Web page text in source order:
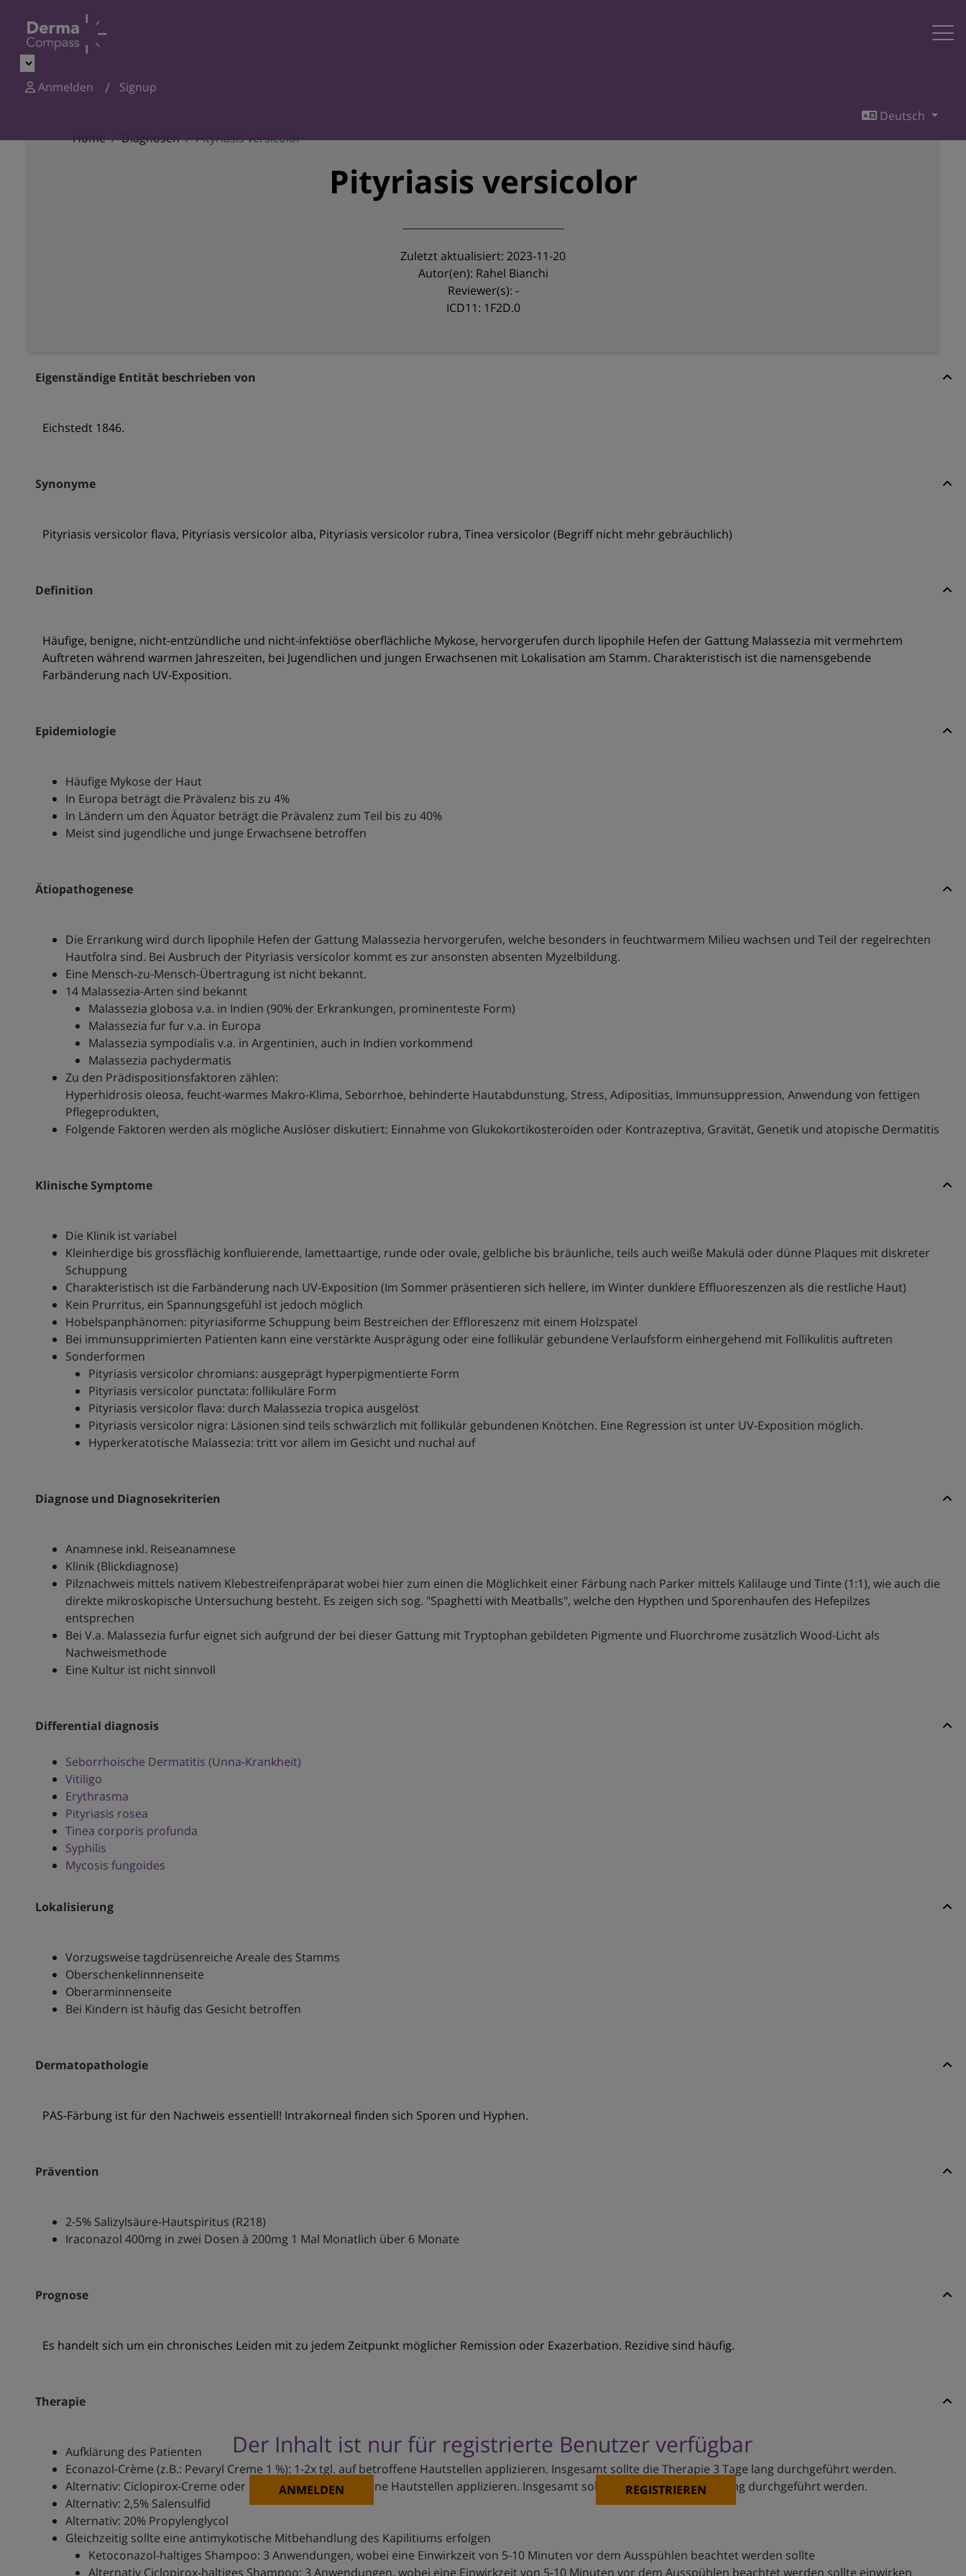
Anmelden
Signup
Deutsch
Home
Diagnosen Pityriasis versicolor
Pityriasis versicolor
Zuletzt aktualisiert: 2023-11-20
Autor(en): Rahel Bianchi
Reviewer(s): -
ICD11: 1F2D.0
Eigenständige Entität beschrieben von
Eichstedt 1846.
Synonyme
Pityriasis versicolor flava, Pityriasis versicolor alba, Pityriasis versicolor rubra, Tinea versicolor (Begriff nicht mehr gebräuchlich)
Definition
Häufige, benigne, nicht-entzündliche und nicht-infektiöse oberflächliche Mykose, hervorgerufen durch lipophile Hefen der Gattung Malassezia mit vermehrtem
Auftreten während warmen Jahreszeiten, bei Jugendlichen und jungen Erwachsenen mit Lokalisation am Stamm. Charakteristisch ist die namensgebende
Farbänderung nach UV-Exposition.
Epidemiologie
Häufige Mykose der Haut
In Europa beträgt die Prävalenz bis zu 4%
In Ländern um den Äquator beträgt die Prävalenz zum Teil bis zu 40%
Meist sind jugendliche und junge Erwachsene betroffen
Ätiopathogenese
Die Errankung wird durch lipophile Hefen der Gattung Malassezia hervorgerufen, welche besonders in feuchtwarmem Milieu wachsen und Teil der regelrechten
Hautfolra sind. Bei Ausbruch der Pityriasis versicolor kommt es zur ansonsten absenten Myzelbildung.
Eine Mensch-zu-Mensch-Übertragung ist nicht bekannt.
14 Malassezia-Arten sind bekannt
Malassezia globosa v.a. in Indien (90% der Erkrankungen, prominenteste Form)
Malassezia fur fur v.a. in Europa
Malassezia sympodialis v.a. in Argentinien, auch in Indien vorkommend
Malassezia pachydermatis
Zu den Prädispositionsfaktoren zählen:
Hyperhidrosis oleosa, feucht-warmes Makro-Klima, Seborrhoe, behinderte Hautabdunstung, Stress, Adipositias, Immunsuppression, Anwendung von fettigen
Pflegeprodukten,
Folgende Faktoren werden als mögliche Auslöser diskutiert: Einnahme von Glukokortikosteroiden oder Kontrazeptiva, Gravität, Genetik und atopische Dermatitis
Klinische Symptome
Die Klinik ist variabel
Kleinherdige bis grossflächig konfluierende, lamettaartige, runde oder ovale, gelbliche bis bräunliche, teils auch weiße Makulä oder dünne Plaques mit diskreter
Schuppung
Charakteristisch ist die Farbänderung nach UV-Exposition (Im Sommer präsentieren sich hellere, im Winter dunklere Effluoreszenzen als die restliche Haut)
Kein Prurritus, ein Spannungsgefühl ist jedoch möglich
Hobelspanphänomen: pityriasiforme Schuppung beim Bestreichen der Effloreszenz mit einem Holzspatel
Bei immunsupprimierten Patienten kann eine verstärkte Ausprägung oder eine follikulär gebundene Verlaufsform einhergehend mit Follikulitis auftreten
Sonderformen
Pityriasis versicolor chromians: ausgeprägt hyperpigmentierte Form
Pityriasis versicolor punctata: follikuläre Form
Pityriasis versicolor flava: durch Malassezia tropica ausgelöst
Pityriasis versicolor nigra: Läsionen sind teils schwärzlich mit follikulär gebundenen Knötchen. Eine Regression ist unter UV-Exposition möglich.
Hyperkeratotische Malassezia: tritt vor allem im Gesicht und nuchal auf
Diagnose und Diagnosekriterien
Anamnese inkl. Reiseanamnese
Klinik (Blickdiagnose)
Pilznachweis mittels nativem Klebestreifenpräparat wobei hier zum einen die Möglichkeit einer Färbung nach Parker mittels Kalilauge und Tinte (1:1), wie auch die
direkte mikroskopische Untersuchung besteht. Es zeigen sich sog. "Spaghetti with Meatballs", welche den Hypthen und Sporenhaufen des Hefepilzes
entsprechen
Bei V.a. Malassezia furfur eignet sich aufgrund der bei dieser Gattung mit Tryptophan gebildeten Pigmente und Fluorchrome zusätzlich Wood-Licht als
Nachweismethode
Eine Kultur ist nicht sinnvoll
Differential diagnosis
Seborrhoische Dermatitis (Unna-Krankheit)
Vitiligo
Erythrasma
Pityriasis rosea
Tinea corporis profunda
Syphilis
Mycosis fungoides
Lokalisierung
Vorzugsweise tagdrüsenreiche Areale des Stamms
Oberschenkelinnnenseite
Oberarminnenseite
Bei Kindern ist häufig das Gesicht betroffen
Dermatopathologie
PAS-Färbung ist für den Nachweis essentiell! Intrakorneal finden sich Sporen und Hyphen.
Prävention
2-5% Salizylsäure-Hautspiritus (R218)
Iraconazol 400mg in zwei Dosen à 200mg 1 Mal Monatlich über 6 Monate
Prognose
Es handelt sich um ein chronisches Leiden mit zu jedem Zeitpunkt möglicher Remission oder Exazerbation. Rezidive sind häufig.
Therapie
Der Inhalt ist nur für registrierte Benutzer verfügbar
ANMELDEN REGISTRIEREN
Aufklärung des Patienten
Econazol-Crème (z.B.: Pevaryl Creme 1 %): 1-2x tgl. auf betroffene Hautstellen applizieren. Insgesamt sollte die Therapie 3 Tage lang durchgeführt werden.
Alternativ: Ciclopirox-Creme oder Lsg.: 2x tgl. auf betroffene Hautstellen applizieren. Insgesamt sollte die Therapie 3 Tage lang durchgeführt werden.
Alternativ: 2,5% Salensulfid
Alternativ: 20% Propylenglycol
Gleichzeitig sollte eine antimykotische Mitbehandlung des Kapilitiums erfolgen
Ketoconazol-haltiges Shampoo: 3 Anwendungen, wobei eine Einwirkzeit von 5-10 Minuten vor dem Ausspühlen beachtet werden sollte
Alternativ Ciclopirox-haltiges Shampoo: 3 Anwendungen, wobei eine Einwirkzeit von 5-10 Minuten vor dem Ausspühlen beachtet werden sollte einwirken